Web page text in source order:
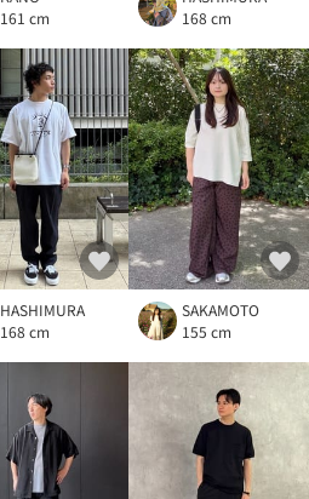
161 cm
168 cm
HASHIMURA
168 cm
SAKAMOTO
155 cm